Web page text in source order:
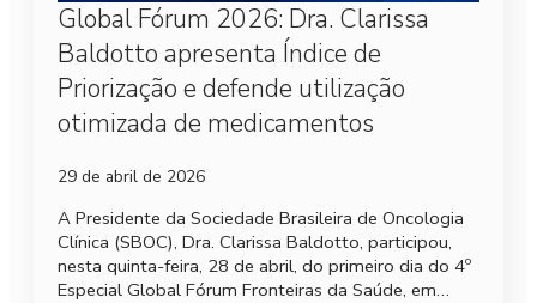
Global Fórum 2026: Dra. Clarissa
Baldotto apresenta Índice de
Priorização e defende utilização
otimizada de medicamentos
29 de abril de 2026
A Presidente da Sociedade Brasileira de Oncologia
Clínica (SBOC), Dra. Clarissa Baldotto, participou,
nesta quinta-feira, 28 de abril, do primeiro dia do 4º
Especial Global Fórum Fronteiras da Saúde, em…